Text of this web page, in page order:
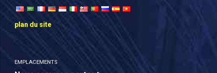
plan du site
EMPLACEMENTS